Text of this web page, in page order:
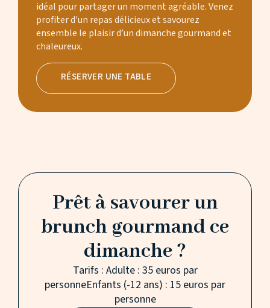
idéal pour partager un moment agréable. Venez
profiter d'un repas délicieux et savourez
ensemble le plaisir d’un dimanche gourmand et
chaleureux.
RÉSERVER UNE TABLE
Prêt à savourer un
brunch gourmand ce
dimanche ?
Tarifs : Adulte : 35 euros par
personneEnfants (-12 ans) : 15 euros par
personne